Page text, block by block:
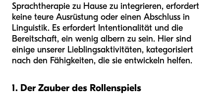
Sprachtherapie zu Hause zu integrieren, erfordert
keine teure Ausrüstung oder einen Abschluss in
Linguistik. Es erfordert Intentionalität und die
Bereitschaft, ein wenig albern zu sein. Hier sind
einige unserer Lieblingsaktivitäten, kategorisiert
nach den Fähigkeiten, die sie entwickeln helfen.
1. Der Zauber des Rollenspiels